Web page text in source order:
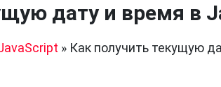
дату и время в
» Как получить текущую